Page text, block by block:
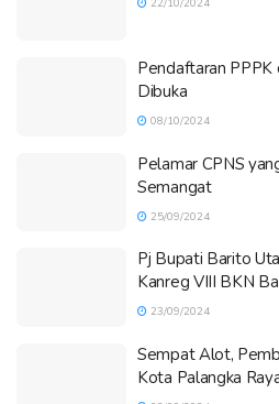
Pendaftaran PPPK
Dibuka
08/10/2024
Pelamar CPNS
Semangat
25/09/2024
Pj Bupati Barito
Kanreg VIII BKN
23/09/2024
Sempat Alot,
Kota Palangka